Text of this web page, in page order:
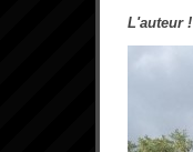
L'auteur !